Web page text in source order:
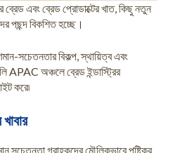
ব্রেড এবং ব্রেড প্রোডাক্টের খাত, কিছু নতুন
পছন্দ বিকশিত হচ্ছে।
সচেতনতার বিকল্প, স্থায়িত্ব এবং
APAC অঞ্চলে ব্রেড ইন্ডাস্ট্রির
করে৷
সচেতনতা গ্রাহকদের মৌলিকভাবে পুষ্টিকর